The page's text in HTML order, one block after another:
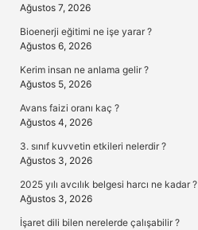
Ağustos 7, 2026
Bioenerji eğitimi ne işe yarar ?
Ağustos 6, 2026
Kerim insan ne anlama gelir ?
Ağustos 5, 2026
Avans faizi oranı kaç ?
Ağustos 4, 2026
3. sınıf kuvvetin etkileri nelerdir ?
Ağustos 3, 2026
2025 yılı avcılık belgesi harcı ne kadar ?
Ağustos 3, 2026
İşaret dili bilen nerelerde çalışabilir ?